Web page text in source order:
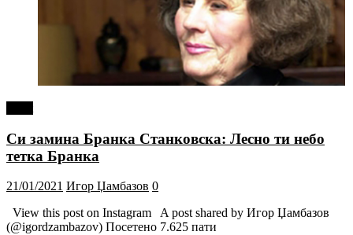
Си замина Бранка Станковска: Лесно ти небо
тетка Бранка
21/01/2021 Игор Џамбазов 0
View this post on Instagram A post shared by Игор Џамбазов
(@igordzambazov) Посетено 7.625 пати